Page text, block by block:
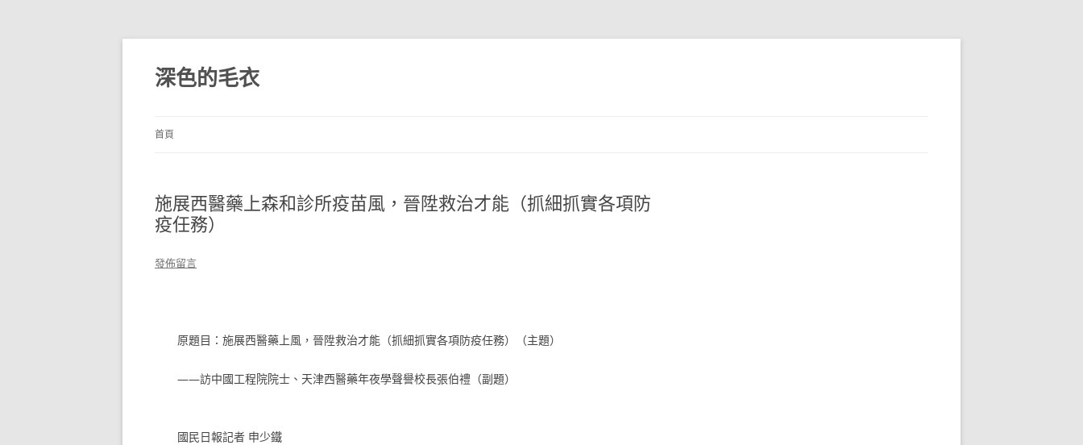
跳
主
要
內
深色的毛衣
首頁
施展西醫藥上森和診所疫苗風，晉陞救治才能（抓細抓實各項防
疫任務）
發佈留言
原題目：施展西醫藥上風，晉陞救治才能（抓細抓實各項防疫任務）（主題）
——訪中國工程院院士、天津西醫藥年夜學聲譽校長張伯禮（副題）
國民日報記者 申少鐵